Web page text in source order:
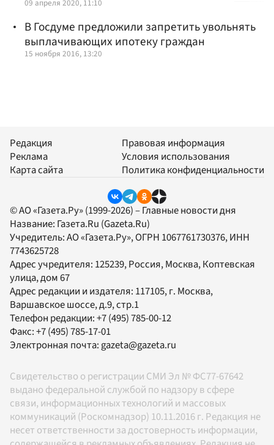
09 апреля 2020, 11:10
В Госдуме предложили запретить увольнять
выплачивающих ипотеку граждан
15 ноября 2016, 13:20
Редакция
Реклама
Карта сайта
Правовая информация
Условия использования
Политика конфиденциальности
© АО «Газета.Ру» (1999-2026) – Главные новости дня
Название: Газета.Ru (Gazeta.Ru)
Учредитель:АО «Газета.Ру», ОГРН 1067761730376, ИНН
7743625728
Адрес учредителя: 125239, Россия, Москва, Коптевская
улица, дом 67
Адрес редакции и издателя: 117105, г. Москва,
Варшавское шоссе, д.9, стр.1
Телефон редакции:+7 (495) 785-00-12
Факс:+7 (495) 785-17-01
Электронная почта:gazeta@gazeta.ru
Свидетельство о регистрации СМИ Эл № ФС77-67642
выдано федеральной службой по надзору в сфере
связи, информационных технологий и массовых
коммуникаций (Роскомнадзор) 10.11.2016 г. Редакция не
несет ответственности за достоверность информации,